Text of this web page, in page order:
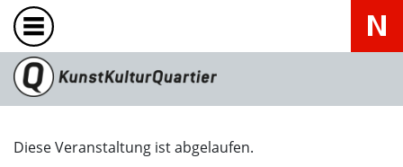
Diese Veranstaltung ist abgelaufen.